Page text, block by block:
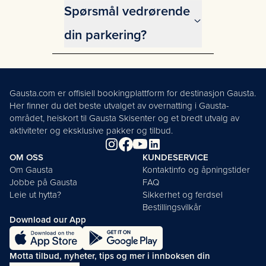
80,- for 12 timer
Gaustablikk Fjellresort
Gausta Activity Center/Skisenter
(Gaustablikk)
Bygget (Kvitåvatenvegen 50 –
Hovdestaul)
Spørsmål vedrørende
din parkering?
For spørsmål vedrørende refusjon
og andre henvendelser, ta direkte
Du finner kontaktinformasjon på
Apcoa.no .
Gausta.com er offisiell bookingplattform for destinasjon Gausta.
Her finner du det beste utvalget av overnatting i Gausta-
området, heiskort til Gausta Skisenter og et bredt utvalg av
aktiviteter og eksklusive pakker og tilbud.
OM OSS
Om Gausta
Jobbe på Gausta
Leie ut hytta?
KUNDESERVICE
Kontaktinfo og åpningstider
FAQ
Sikkerhet og ferdsel
Bestillingsvilkår
Download our App
Motta tilbud, nyheter, tips og mer i innboksen din